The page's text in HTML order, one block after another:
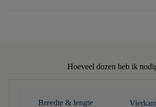
Hoeveel dozen heb ik
Breedte & lengte